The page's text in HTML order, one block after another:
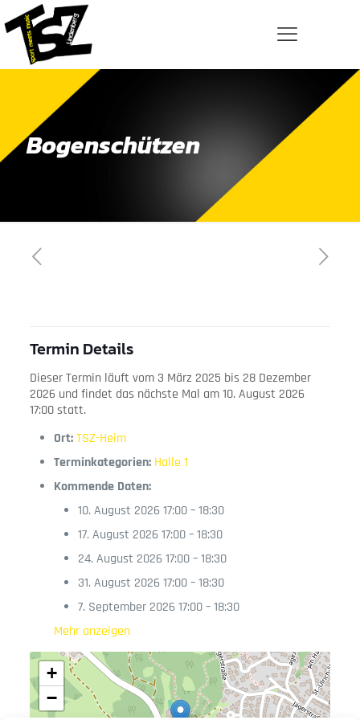
Bogenschützen
Termin Details
Dieser Termin läuft vom 3 März 2025 bis 28 Dezember
2026 und findet das nächste Mal am 10. August 2026
17:00 statt.
Ort:TSZ-Heim
Terminkategorien: Halle 1
Kommende Daten:
10. August 2026 17:00–18:30
17. August 2026 17:00–18:30
24. August 2026 17:00–18:30
31. August 2026 17:00–18:30
7. September 2026 17:00–18:30
Mehr anzeigen
+
−